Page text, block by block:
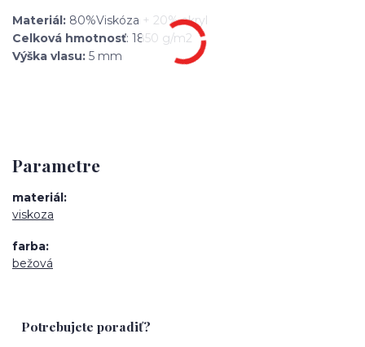
Materiál: 80%Viskóza + 20% akryl
Celková hmotnosť: 1850 g/m2
Výška vlasu: 5 mm
Parametre
materiál
viskoza
farba
bežová
Potrebujete poradiť?